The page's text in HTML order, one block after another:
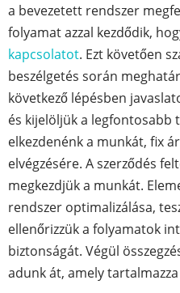
a bevezetett rendszer
folyamat azzal kezdődik,
kapcsolatot. Ezt követően
beszélgetés során
következő lépésben
és kijelöljük a legfontosabb
elkezdenénk a munkát, fix
elvégzésére. A szerződés
megkezdjük a munkát.
rendszer optimalizálása,
ellenőrizzük a folyamatok
biztonságát. Végül
adunk át, amely